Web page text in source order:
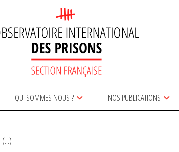
QUI SOMMES NOUS ? NOS PUBLICATIONS